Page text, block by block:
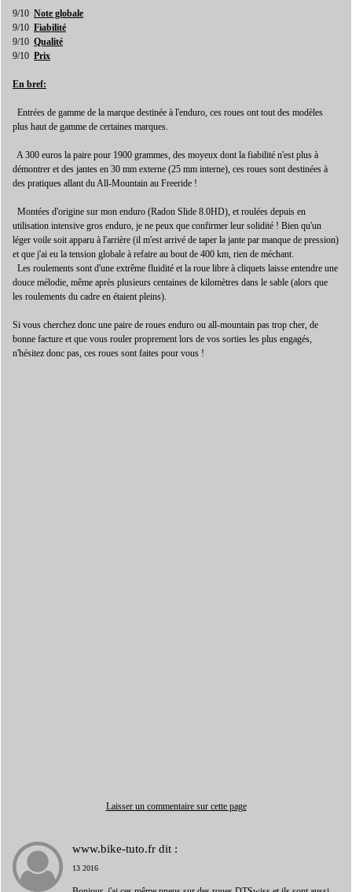
9/10 Note globale
9/10 Fiabilité
9/10 Qualité
9/10 Prix
En bref:
Entrées de gamme de la marque destinée à l'enduro, ces roues ont tout des modèles
plus haut de gamme de certaines marques.
A 300 euros la paire pour 1900 grammes, des moyeux dont la fiabilité n'est plus à
démontrer et des jantes en 30 mm externe (25 mm interne), ces roues sont destinées à
des pratiques allant du All-Mountain au Freeride !
Montées d'origine sur mon enduro (Radon Slide 8.0HD), et roulées depuis en
utilisation intensive gros enduro, je ne peux que confirmer leur solidité ! Bien qu'un
léger voile soit apparu à l'arrière (il m'est arrivé de taper la jante par manque de pression)
et que j'ai eu la tension globale à refaire au bout de 400 km, rien de méchant.
Les roulements sont d'une extrême fluidité et la roue libre à cliquets laisse entendre une
douce mélodie, même après plusieurs centaines de kilomètres dans le sable (alors que
les roulements du cadre en étaient pleins).
Si vous cherchez donc une paire de roues enduro ou all-mountain pas trop cher, de
bonne facture et que vous rouler proprement lors de vos sorties les plus engagés,
n'hésitez donc pas, ces roues sont faites pour vous !
Laisser un commentaire sur cette page
www.bike-tuto.fr dit :
13 2016